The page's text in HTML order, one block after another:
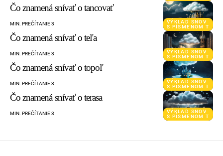
VÝKLAD SNOV
S PÍSMENOM T
Čo znamená snívať o tancovať
MIN. PREČÍTANIE 3
VÝKLAD SNOV
S PÍSMENOM T
Čo znamená snívať o teľa
MIN. PREČÍTANIE 3
VÝKLAD SNOV
S PÍSMENOM T
Čo znamená snívať o topoľ
MIN. PREČÍTANIE 3
VÝKLAD SNOV
S PÍSMENOM T
Čo znamená snívať o terasa
MIN. PREČÍTANIE 3